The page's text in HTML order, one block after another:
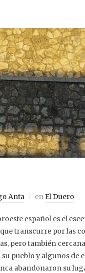
Anta en El Duero
español es el
transcurre por las
pero también
pueblo y algunos de
abandonaron su